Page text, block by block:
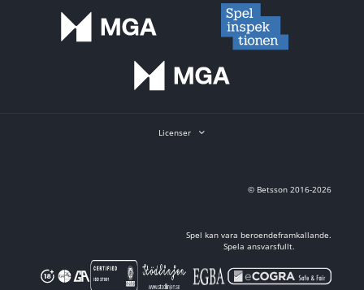
Licenser
© Betsson 2016-2026
Spel kan vara beroendeframkallande.
Spela ansvarsfullt.